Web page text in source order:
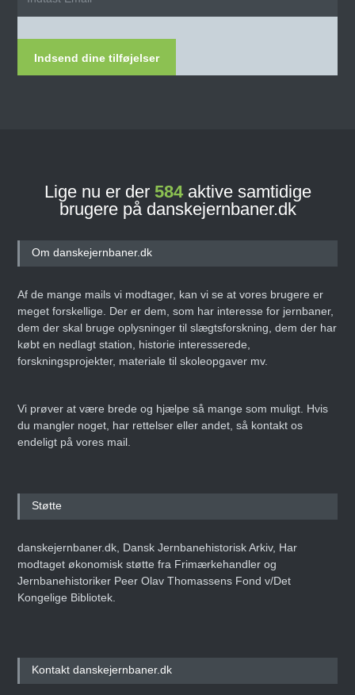
Indsend dine tilføjelser
Lige nu er der 584aktive samtidige
brugere på danskejernbaner.dk
Om danskejernbaner.dk
Af de mange mails vi modtager, kan vi se at vores brugere er
meget forskellige. Der er dem, som har interesse for jernbaner,
dem der skal bruge oplysninger til slægtsforskning, dem der har
købt en nedlagt station, historie interesserede,
forskningsprojekter, materiale til skoleopgaver mv.
Vi prøver at være brede og hjælpe så mange som muligt. Hvis
du mangler noget, har rettelser eller andet, så kontakt os
endeligt på vores mail.
Støtte
danskejernbaner.dk, Dansk Jernbanehistorisk Arkiv, Har
modtaget økonomisk støtte fra Frimærkehandler og
Jernbanehistoriker Peer Olav Thomassens Fond v/Det
Kongelige Bibliotek.
Kontakt danskejernbaner.dk